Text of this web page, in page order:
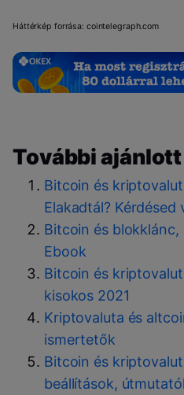
Háttérkép forrása: cointelegraph.com
További
Bitcoin és
Elakadtál? Kérdésed
Bitcoin és blokklánc,
Ebook
Bitcoin és
kisokos 2021
Kriptovaluta és
ismertetők
Bitcoin és
beállítások,